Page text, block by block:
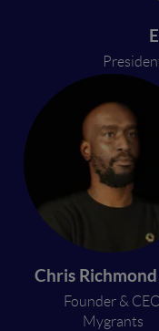
Chris
Founder &
Mygrants